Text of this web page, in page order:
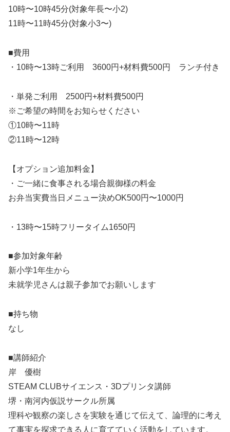
10時〜10時45分(対象年長〜小2)
11時〜11時45分(対象小3〜)
■費用
・10時〜13時ご利用 3600円+材料費500円 ランチ付き
・単発ご利用 2500円+材料費500円
※ご希望の時間をお知らせください
①10時〜11時
②11時〜12時
【オプション追加料金】
・ご一緒に食事される場合親御様の料金
お弁当実費当日メニュー決めOK500円〜1000円
・13時〜15時フリータイム1650円
■参加対象年齢
新小学1年生から
未就学児さんは親子参加でお願いします
■持ち物
なし
■講師紹介
岸 優樹
STEAM CLUBサイエンス・3Dプリンタ講師
堺・南河内仮説サークル所属
理科や観察の楽しさを実験を通じて伝えて、論理的に考え
て事実を探求できる人に育てていく活動をしています。